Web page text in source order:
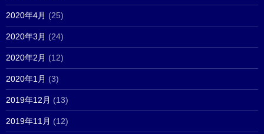
2020年4月 (25)
2020年3月 (24)
2020年2月 (12)
2020年1月 (3)
2019年12月 (13)
2019年11月 (12)